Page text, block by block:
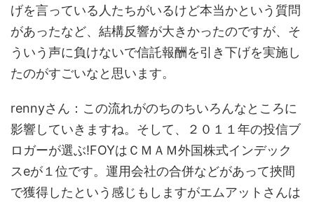
げを言っている人たちがいるけど本当かという質問
があったなど、結構反響が大きかったのですが、そ
ういう声に負けないで信託報酬を引き下げを実施し
たのがすごいなと思います。
rennyさん：この流れがのちのちいろんなところに
影響していきますね。そして、２０１１年の投信ブ
ロガーが選ぶ!FOYはＣＭＡＭ外国株式インデック
スeが１位です。運用会社の合併などがあって挾間
で獲得したという感じもしますがエムアットさんは